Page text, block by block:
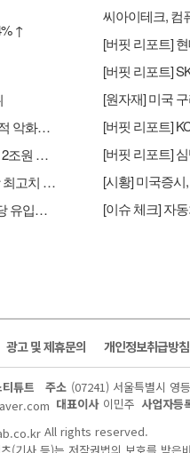
↑
[버핏 리포트] 현대백화점, '백화점' '면세점' 호실적...지누스 실적 악화로 컨센 하회 - NH
[버핏 리포트] SK텔레콤, AI 사업 성과 가시화…연간 영업이익 2조원 기대 - 하나
[원자재] 미국 구리 관세 앞둔 비축 경쟁…국제 구리 가격 사상 최고치 경신
[버핏 리포트] KCC, 2Q 실리콘 호조 '깜짝 실적'…삼성물산 배당 유입도 긍정적 - 삼성
씨아이테크, 컴
[시황] 미국증
광고 및 제휴문의 개인정보취급방침
튜트 주소 (07241) 서울특별시 영
대표이사 이민주 사업자등
All rights reserved.